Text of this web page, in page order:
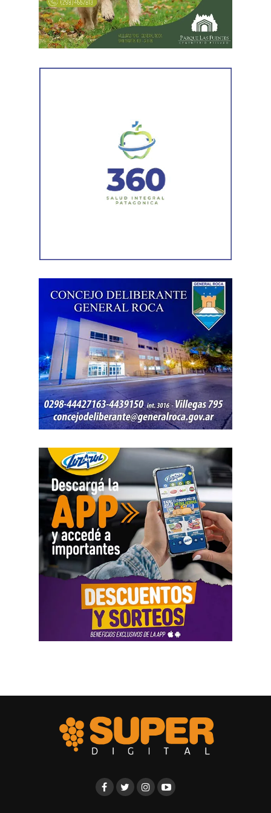
para sus viviendas, junto con nuevas tareas de desagote
y de restauración de arterias y espacios públicos que lo
requieran.
«Sabemos que todavía hay sectores con agua en
Defensa Civil, Manuel Carrillo, en referencia a los
sectores donde el agua permanece en superficie.
martes (11/08) continuará la nubosidad, con 11°C de
máxima y 0°C de mínima.